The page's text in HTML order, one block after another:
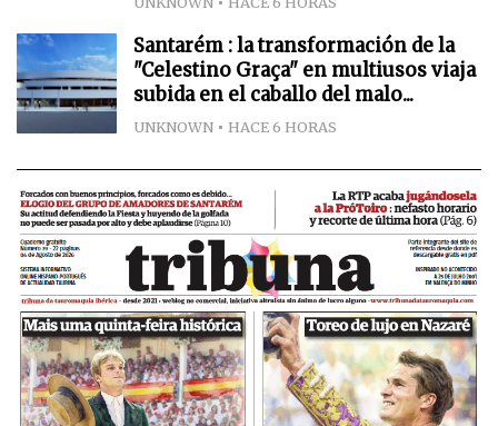
Santarém : la transformación de la
"Celestino Graça" en multiusos viaja
subida en el caballo del malo...
UNKNOWN HACE 6 HORAS